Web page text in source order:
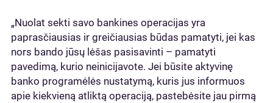
„Nuolat sekti savo bankines operacijas yra
paprasčiausias ir greičiausias būdas pamatyti, jei kas
nors bando jūsų lėšas pasisavinti – pamatyti
pavedimą, kurio neinicijavote. Jei būsite aktyvinę
banko programėlės nustatymą, kuris jus informuos
apie kiekvieną atliktą operaciją, pastebėsite jau pirmą